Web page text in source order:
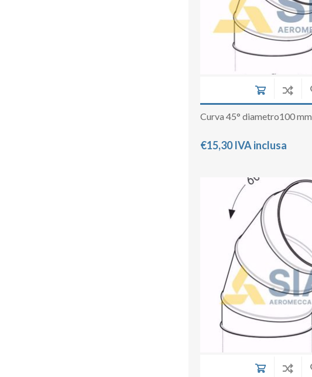
Curva 45° diametro100 mm
€15,30 IVA inclusa